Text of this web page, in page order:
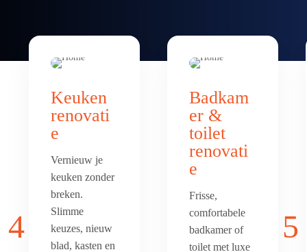
Keuken
renovati
e
Vernieuw je
keuken zonder
breken.
Slimme
keuzes, nieuw
blad, kasten en
Badkam
er &
toilet
renovati
e
Frisse,
comfortabele
badkamer of
toilet met luxe
4 5